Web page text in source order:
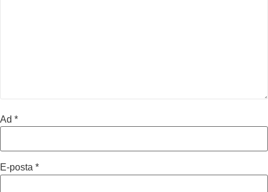
Ad *
E-posta *